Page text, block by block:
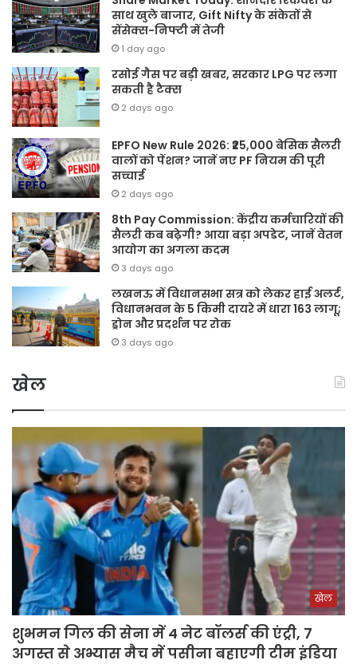
साथ खुले बाजार, Gift Nifty के संकेतों से
सेंसेक्स-निफ्टी में तेजी
1 day ago
रसोई गैस पर बड़ी खबर, सरकार LPG पर लगा
सकती है टैक्स
2 days ago
EPFO New Rule 2026: ₹25,000 बेसिक सैलरी
वालों को पेंशन? जानें नए PF नियम की पूरी
सच्चाई
2 days ago
8th Pay Commission: केंद्रीय कर्मचारियों की
सैलरी कब बढ़ेगी? आया बड़ा अपडेट, जानें वेतन
आयोग का अगला कदम
3 days ago
लखनऊ में विधानसभा सत्र को लेकर हाई अलर्ट,
विधानभवन के 5 किमी दायरे में धारा 163 लागू;
ड्रोन और प्रदर्शन पर रोक
3 days ago
खेल
खेल
शुभमन गिल की सेना में 4 नेट बॉलर्स की एंट्री, 7
अगस्त से अभ्यास मैच में पसीना बहाएगी टीम इंडिया